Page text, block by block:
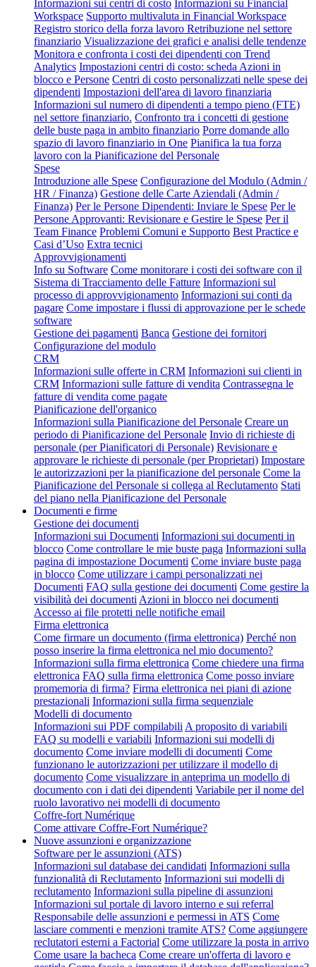
Informazioni sui centri di costo Informazioni su Financial
Workspace Supporto multivaluta in Financial Workspace
Registro storico della forza lavoro Retribuzione nel settore
finanziario Visualizzazione dei grafici e analisi delle tendenze
Monitora e confronta i costi dei dipendenti con Trend
Analytics Impostazioni centri di costo: scheda Azioni in
blocco e Persone Centri di costo personalizzati nelle spese dei
dipendenti Impostazioni dell'area di lavoro finanziaria
Informazioni sul numero di dipendenti a tempo pieno (FTE)
nel settore finanziario. Confronto tra i concetti di gestione
delle buste paga in ambito finanziario Porre domande allo
spazio di lavoro finanziario in One Pianifica la tua forza
lavoro con la Pianificazione del Personale
Spese
Introduzione alle Spese Configurazione del Modulo (Admin /
HR / Finanza) Gestione delle Carte Aziendali (Admin /
Finanza) Per le Persone Dipendenti: Inviare le Spese Per le
Persone Approvanti: Revisionare e Gestire le Spese Per il
Team Finance Problemi Comuni e Supporto Best Practice e
Casi d’Uso Extra tecnici
Approvvigionamenti
Info su Software Come monitorare i costi dei software con il
Sistema di Tracciamento delle Fatture Informazioni sul
processo di approvvigionamento Informazioni sui conti da
pagare Come impostare i flussi di approvazione per le schede
software
Gestione dei pagamenti Banca Gestione dei fornitori
Configurazione del modulo
CRM
Informazioni sulle offerte in CRM Informazioni sui clienti in
CRM Informazioni sulle fatture di vendita Contrassegna le
fatture di vendita come pagate
Pianificazione dell'organico
Informazioni sulla Pianificazione del Personale Creare un
periodo di Pianificazione del Personale Invio di richieste di
personale (per Pianificatori di Personale) Revisionare e
approvare le richieste di personale (per Proprietari) Impostare
le autorizzazioni per la pianificazione del personale Come la
Pianificazione del Personale si collega al Reclutamento Stati
del piano nella Pianificazione del Personale
Documenti e firme
Gestione dei documenti
Informazioni sui Documenti Informazioni sui documenti in
blocco Come controllare le mie buste paga Informazioni sulla
pagina di impostazione Documenti Come inviare buste paga
in blocco Come utilizzare i campi personalizzati nei
Documenti FAQ sulla gestione dei documenti Come gestire la
visibilità dei documenti Azioni in blocco nei documenti
Accesso ai file protetti nelle notifiche email
Firma elettronica
Come firmare un documento (firma elettronica) Perché non
posso inserire la firma elettronica nel mio documento?
Informazioni sulla firma elettronica Come chiedere una firma
elettronica FAQ sulla firma elettronica Come posso inviare
promemoria di firma? Firma elettronica nei piani di azione
prestazionali Informazioni sulla firma sequenziale
Modelli di documento
Informazioni sui PDF compilabili A proposito di variabili
FAQ su modelli e variabili Informazioni sui modelli di
documento Come inviare modelli di documenti Come
funzionano le autorizzazioni per utilizzare il modello di
documento Come visualizzare in anteprima un modello di
documento con i dati dei dipendenti Variabile per il nome del
ruolo lavorativo nei modelli di documento
Coffre-fort Numérique
Come attivare Coffre-Fort Numérique?
Nuove assunzioni e organizzazione
Software per le assunzioni (ATS)
Informazioni sul database dei candidati Informazioni sulla
funzionalità di Reclutamento Informazioni sui modelli di
reclutamento Informazioni sulla pipeline di assunzioni
Informazioni sul portale di lavoro interno e sui referral
Responsabile delle assunzioni e permessi in ATS Come
lasciare commenti e menzioni tramite ATS? Come aggiungere
reclutatori esterni a Factorial Come utilizzare la posta in arrivo
Come usare la bacheca Come creare un'offerta di lavoro e